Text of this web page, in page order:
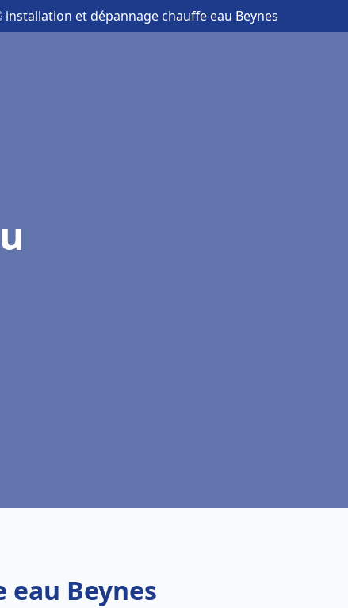
installation et dépannage chauffe eau Beynes
Beynes